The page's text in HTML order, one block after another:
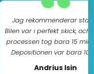
Jag rekommenderar
Bilen var i perfekt skick, och
processen tog bara 15
Depositionen var bara
vilket återbetalades
Andrius Isin